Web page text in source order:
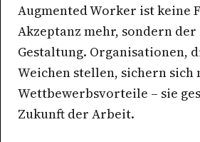
Augmented Worker ist keine
Akzeptanz mehr, sondern
Gestaltung. Organisationen,
Weichen stellen, sichern sich
Wettbewerbsvorteile – sie
Zukunft der Arbeit.